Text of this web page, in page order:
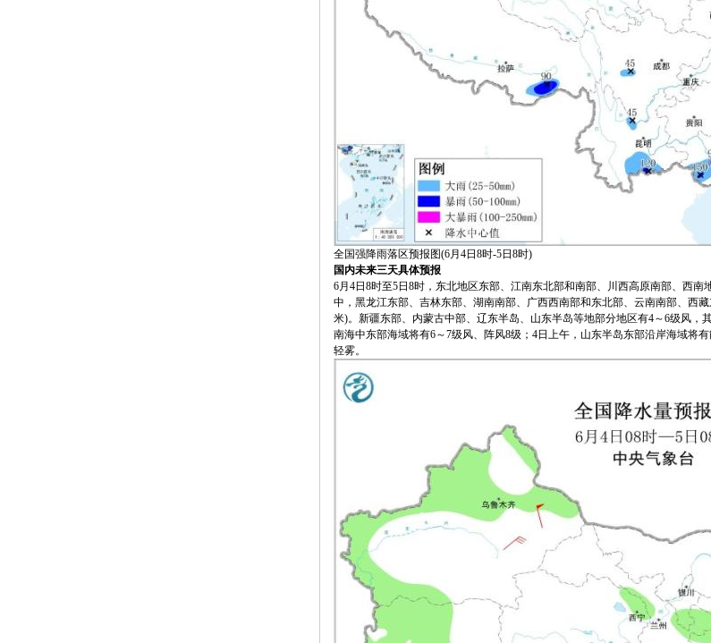
全国强降雨落区预报图(6月4日8时-5日8时)
国内未来三天具体预报
6月4日8时至5日8时，东北地区东部、江南东北部和南部、川西高原南部、西
中，黑龙江东部、吉林东部、湖南南部、广西西南部和东北部、云南南部、西
米)。新疆东部、内蒙古中部、辽东半岛、山东半岛等地部分地区有4～6级风，
南海中东部海域将有6～7级风、阵风8级；4日上午，山东半岛东部沿岸海域将
轻雾。